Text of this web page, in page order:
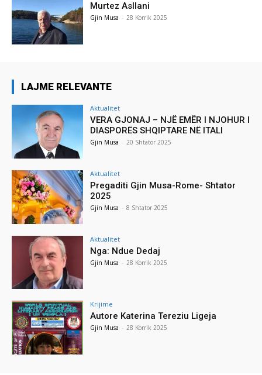
Murtez Asllani
Gjin Musa - 28 Korrik 2025
LAJME RELEVANTE
Aktualitet
VERA GJONAJ – NJË EMËR I NJOHUR I
DIASPORËS SHQIPTARE NË ITALI
Gjin Musa - 20 Shtator 2025
Aktualitet
Pregaditi Gjin Musa-Rome- Shtator
2025
Gjin Musa - 8 Shtator 2025
Aktualitet
Nga: Ndue Dedaj
Gjin Musa - 28 Korrik 2025
Krijime
Autore Katerina Tereziu Ligeja
Gjin Musa - 28 Korrik 2025